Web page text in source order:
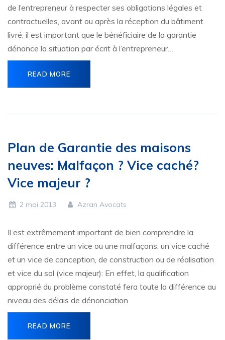
de l’entrepreneur à respecter ses obligations légales et
contractuelles, avant ou après la réception du bâtiment
livré, il est important que le bénéficiaire de la garantie
dénonce la situation par écrit à l’entrepreneur…
READ MORE
Plan de Garantie des maisons
neuves: Malfaçon ? Vice caché?
Vice majeur ?
2 mai 2013 Azran Avocats
Il est extrêmement important de bien comprendre la
différence entre un vice ou une malfaçons, un vice caché
et un vice de conception, de construction ou de réalisation
et vice du sol (vice majeur): En effet, la qualification
approprié du problème constaté fera toute la différence au
niveau des délais de dénonciation
READ MORE